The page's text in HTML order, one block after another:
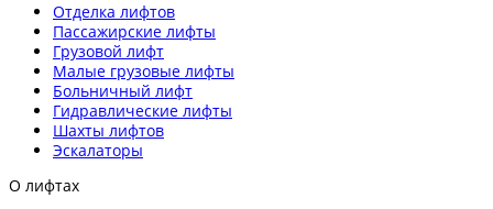
Отделка лифтов
Пассажирские лифты
Грузовой лифт
Малые грузовые лифты
Больничный лифт
Гидравлические лифты
Шахты лифтов
Эскалаторы
О лифтах